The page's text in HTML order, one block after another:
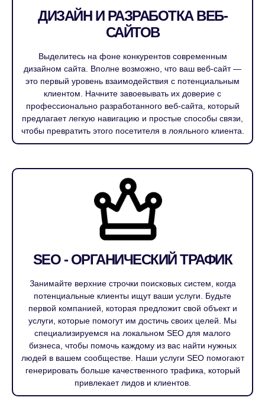
ДИЗАЙН И РАЗРАБОТКА ВЕБ-
САЙТОВ
Выделитесь на фоне конкурентов современным
дизайном сайта. Вполне возможно, что ваш веб-сайт —
это первый уровень взаимодействия с потенциальным
клиентом. Начните завоевывать их доверие с
профессионально разработанного веб-сайта, который
предлагает легкую навигацию и простые способы связи,
чтобы превратить этого посетителя в лояльного клиента.
SEO - ОРГАНИЧЕСКИЙ ТРАФИК
Занимайте верхние строчки поисковых систем, когда
потенциальные клиенты ищут ваши услуги. Будьте
первой компанией, которая предложит свой объект и
услуги, которые помогут им достичь своих целей. Мы
специализируемся на локальном SEO для малого
бизнеса, чтобы помочь каждому из вас найти нужных
людей в вашем сообществе. Наши услуги SEO помогают
генерировать больше качественного трафика, который
привлекает лидов и клиентов.